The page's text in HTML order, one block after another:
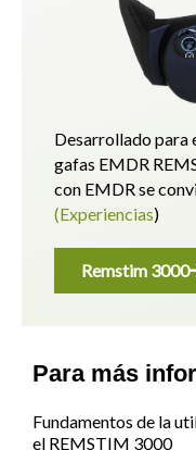
Desarrollado para
gafas EMDR
con EMDR se
(Experiencias)
Remstim 3000
Para más
Fundamentos de la
el REMSTIM 3000